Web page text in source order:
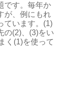
です。毎年か
が、例にもれ
ています。(1)
の(2)、(3)をい
く(1)を使って